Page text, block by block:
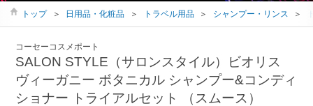
トップ ＞ 日用品・化粧品 ＞ トラベル用品 ＞ シャンプー・リンス ＞
コーセーコスメポート
SALON STYLE（サロンスタイル）ビオリス
ヴィーガニー ボタニカル シャンプー&コンディ
ショナー トライアルセット （スムース）